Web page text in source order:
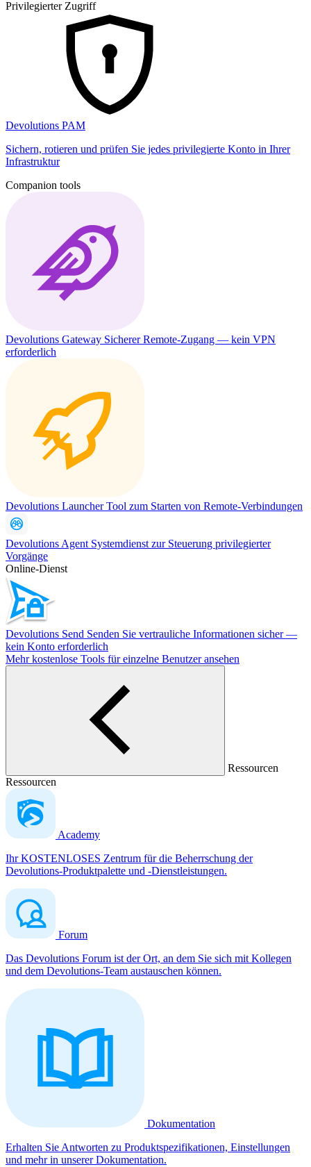
Privilegierter Zugriff
Devolutions PAM
Sichern, rotieren und prüfen Sie jedes privilegierte Konto in Ihrer
Infrastruktur
Companion tools
Devolutions Gateway Sicherer Remote-Zugang — kein VPN
erforderlich
Devolutions LauncherTool zum Starten von Remote-Verbindungen
Devolutions Agent Systemdienst zur Steuerung privilegierter
Vorgänge
Online-Dienst
Devolutions Send Senden Sie vertrauliche Informationen sicher —
kein Konto erforderlich
Mehr kostenlose Tools für einzelne Benutzer ansehen
Ressourcen
Ressourcen
Academy
Ihr KOSTENLOSES Zentrum für die Beherrschung der
Devolutions-Produktpalette und -Dienstleistungen.
Forum
Das Devolutions Forum ist der Ort, an dem Sie sich mit Kollegen
und dem Devolutions-Team austauschen können.
Dokumentation
Erhalten Sie Antworten zu Produktspezifikationen, Einstellungen
und mehr in unserer Dokumentation.